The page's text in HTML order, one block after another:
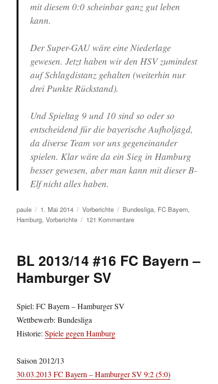
mit diesem 0:0 scheinbar ganz gut leben
kann.
Der Super-GAU wäre eine Niederlage
gewesen. Jetzt haben wir den HSV zumindest
auf Schlagdistanz gehalten (weiterhin nur
drei Punkte Rückstand).
Und Spieltag 9 und 10 sind so oder so
entscheidend für die bayerische Aufholjagd,
da diverse Team vor uns gegeneinander
spielen. Klar wäre da ein Sieg in Hamburg
besser gewesen, aber man kann mit dieser B-
Elf nicht alles haben.
Autor
paule
Veröffentlicht
am
1. Mai 2014 Kategorien
Vorberichte Schlagwörter
Bundesliga, FC Bayern,
Hamburg,Vorberichte 121 Kommentarezu
Hamburger
BL 2013/14 #16 FC Bayern –
Hamburger SV
Spiel: FC Bayern – Hamburger SV
Wettbewerb: Bundesliga
Historie:Spiele gegen Hamburg
Saison 2012/13
30.03.2013 FC Bayern – Hamburger SV 9:2 (5:0)